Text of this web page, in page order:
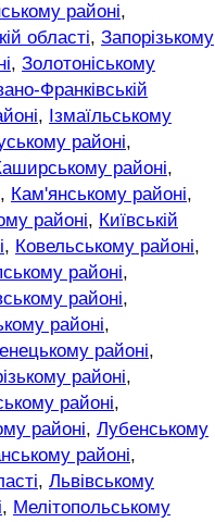
районі,
області, Запорізькому
, Золотоніському
Франківській
, Ізмаїльському
районі,
районі,
, Кам'янському районі,
районі, Київській
, Ковельському районі,
районі,
районі,
районі,
районі,
районі,
районі,
районі, Лубенському
районі,
, Львівському
, Мелітопольському